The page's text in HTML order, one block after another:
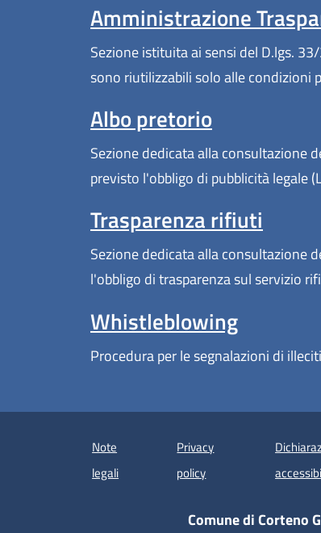
Amministrazione
Sezione istituita ai sensi del D.lgs.
sono riutilizzabili solo alle condizioni
Albo pretorio
Sezione dedicata alla consultazione
previsto l'obbligo di pubblicità legale
Trasparenza rifiuti
Sezione dedicata alla consultazione
l'obbligo di trasparenza sul servizio
Whistleblowing
Procedura per le segnalazioni di illeciti
Note
legali
Privacy
policy
Comune di Corteno